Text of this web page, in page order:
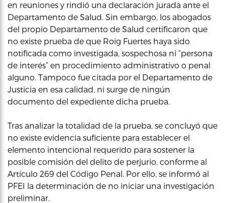
en reuniones y rindió una declaración jurada ante el
Departamento de Salud. Sin embargo, los abogados
del propio Departamento de Salud certificaron que
no existe prueba de que Roig Fuertes haya sido
notificada como investigada, sospechosa ni “persona
de interés” en procedimiento administrativo o penal
alguno. Tampoco fue citada por el Departamento de
Justicia en esa calidad, ni surge de ningún
documento del expediente dicha prueba.
Tras analizar la totalidad de la prueba, se concluyó que
no existe evidencia suficiente para establecer el
elemento intencional requerido para sostener la
posible comisión del delito de perjurio, conforme al
Artículo 269 del Código Penal. Por ello, se informó al
PFEI la determinación de no iniciar una investigación
preliminar.